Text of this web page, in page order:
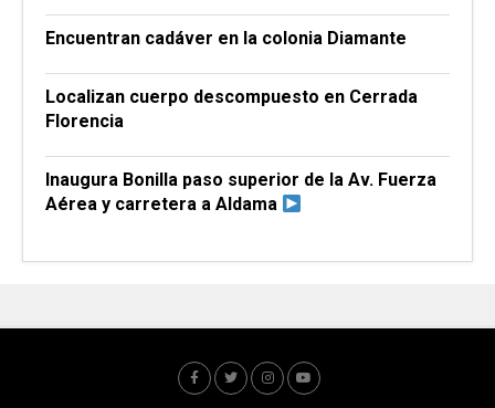
Encuentran cadáver en la colonia Diamante
Localizan cuerpo descompuesto en Cerrada
Florencia
Inaugura Bonilla paso superior de la Av. Fuerza
Aérea y carretera a Aldama